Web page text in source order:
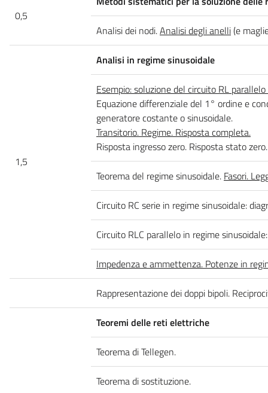
0,5
Analisi dei nodi.Analisi degli anelli(e
1,5
Analisi in regime sinusoidale
Esempio: soluzione del circuito RL
Equazione differenziale del 1° ordine e
generatore costante o sinusoidale.
Transitorio. Regime. Risposta completa.
Risposta ingresso zero. Risposta stato
Teorema del regime sinusoidale. Fasori.
Circuito RC serie in regime sinusoidale:
Circuito RLC parallelo in regime
Impedenza e ammettenza. Potenze in
Rappresentazione dei doppi bipoli.
Teoremi delle reti elettriche
Teorema di Tellegen.
Teorema di sostituzione.